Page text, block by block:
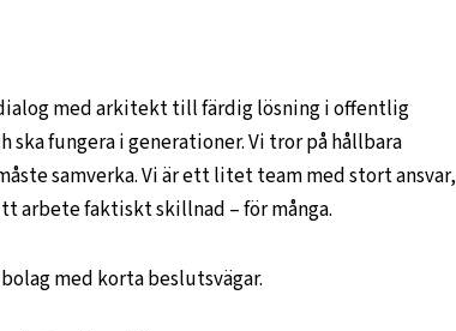
med arkitekt till färdig lösning i offentlig
ska fungera i generationer. Vi tror på hållbara
samverka. Vi är ett litet team med stort ansvar,
arbete faktiskt skillnad – för många.
med korta beslutsvägar.